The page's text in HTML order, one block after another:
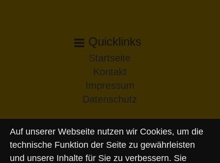
Quicklinks
Startseite
Kontakt
Impressum
Datenschutz
Auf unserer Webseite nutzen wir Cookies, um die
technische Funktion der Seite zu gewährleisten
und unsere Inhalte für Sie zu verbessern. Sie